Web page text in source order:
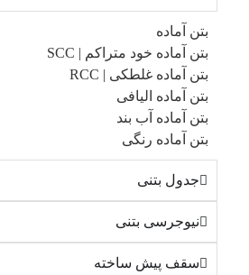
بتن آماده
بتن آماده خود متراکم | SCC
بتن آماده غلطکی | RCC
بتن آماده الیافی
بتن آماده آب بند
بتن آماده رنگی
جدول بتنی
نیوجرسی بتنی
سقف پیش ساخته